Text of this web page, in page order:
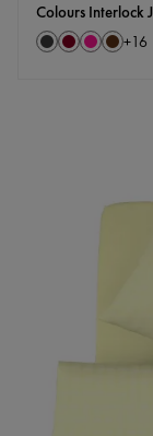
Colours Interlock
Farbe
Anthrazit
Bordeaux
Dunkelrosa
Mokka
+16